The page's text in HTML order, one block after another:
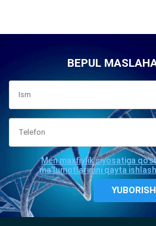
BEPUL
Men maxfiylik siyosatiga
ma'lumotlarimni qayta